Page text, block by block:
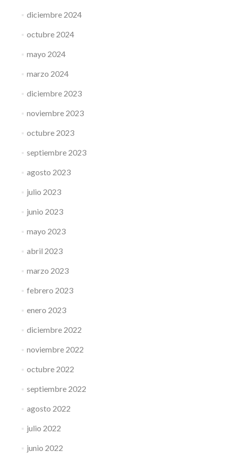
diciembre 2024
octubre 2024
mayo 2024
marzo 2024
diciembre 2023
noviembre 2023
octubre 2023
septiembre 2023
agosto 2023
julio 2023
junio 2023
mayo 2023
abril 2023
marzo 2023
febrero 2023
enero 2023
diciembre 2022
noviembre 2022
octubre 2022
septiembre 2022
agosto 2022
julio 2022
junio 2022